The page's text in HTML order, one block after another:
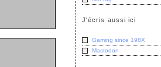
J'écris aussi ici
Gaming since 198X
Mastodon